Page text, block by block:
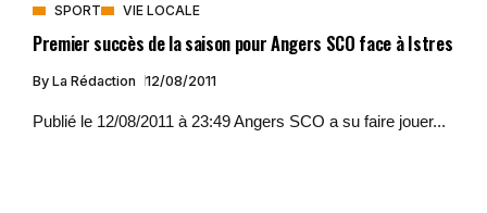
SPORT
VIE LOCALE
Premier succès de la saison pour Angers SCO face à Istres
By La Rédaction 12/08/2011
Publié le 12/08/2011 à 23:49 Angers SCO a su faire jouer...